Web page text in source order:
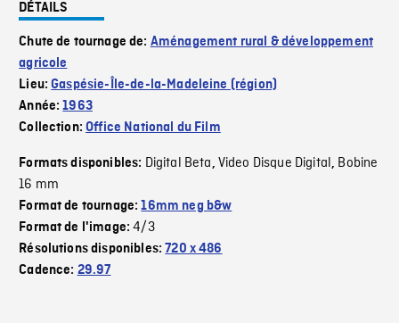
DÉTAILS
Chute de tournage de: Aménagement rural & développement
agricole
Lieu:Gaspésie-Île-de-la-Madeleine (région)
Année:1963
Collection:Office National du Film
Formats disponibles: Digital Beta, Video Disque Digital, Bobine
16 mm
Format de tournage:16mm neg b&w
Format de l'image:4/3
Résolutions disponibles:720 x 486
Cadence: 29.97